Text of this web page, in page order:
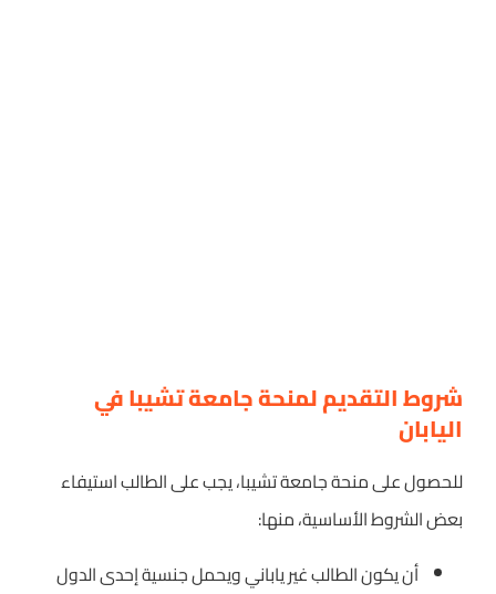
شروط التقديم لمنحة جامعة تشيبا في
اليابان
للحصول على منحة جامعة تشيبا، يجب على الطالب استيفاء
بعض الشروط الأساسية، منها:
أن يكون الطالب غير ياباني ويحمل جنسية إحدى الدول